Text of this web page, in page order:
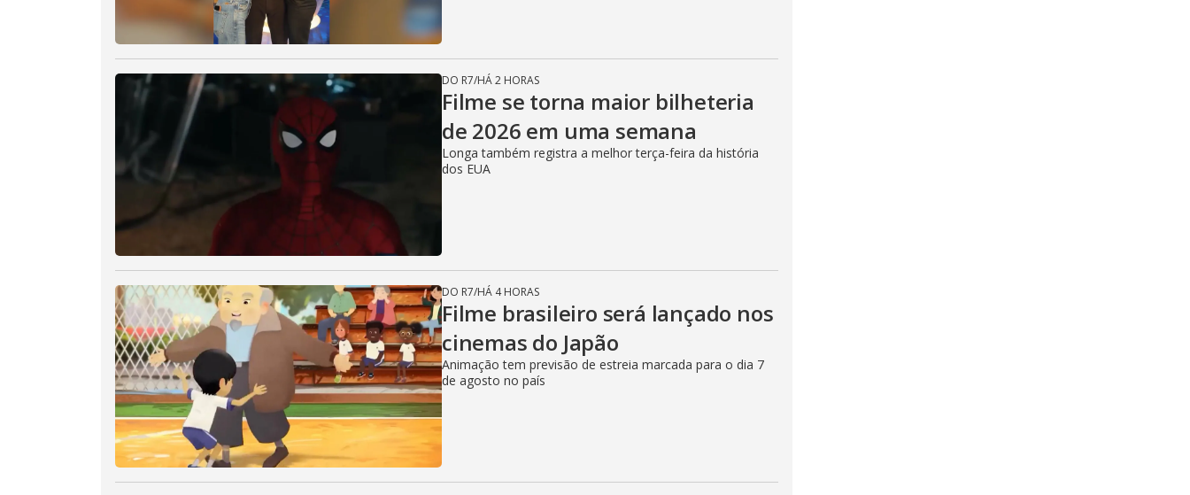
DO R7/HÁ 2 HORAS
Filme se torna maior bilheteria
de 2026 em uma semana
Longa também registra a melhor terça-feira da história
dos EUA
DO R7/HÁ 4 HORAS
Filme brasileiro será lançado nos
cinemas do Japão
Animação tem previsão de estreia marcada para o dia 7
de agosto no país